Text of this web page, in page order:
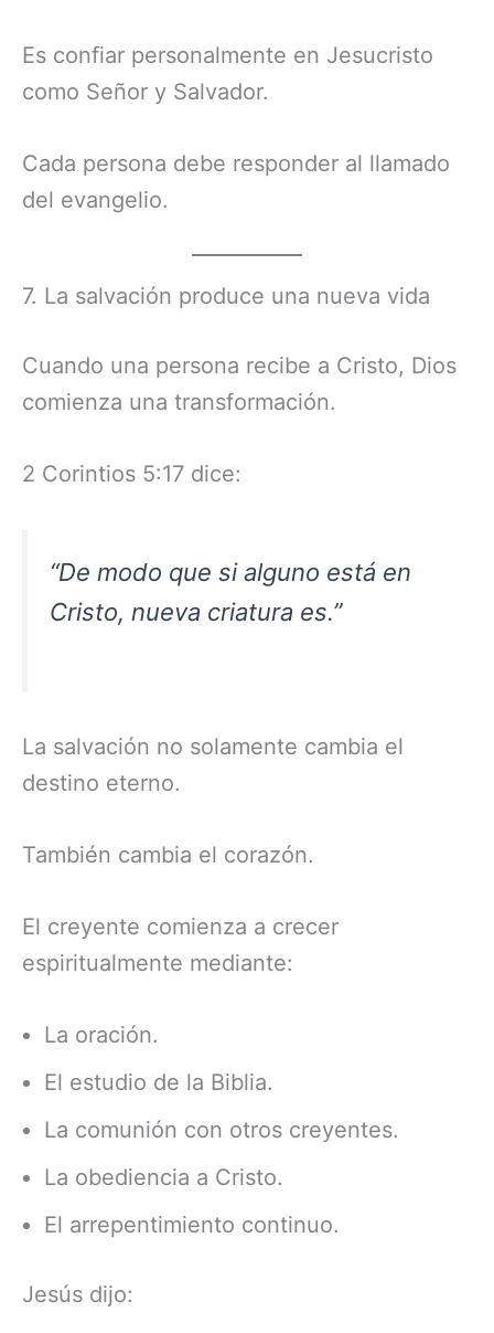
Es confiar personalmente en Jesucristo
como Señor y Salvador.
Cada persona debe responder al llamado
del evangelio.
7. La salvación produce una nueva vida
Cuando una persona recibe a Cristo, Dios
comienza una transformación.
2 Corintios 5:17 dice:
“De modo que si alguno está en
Cristo, nueva criatura es.”
La salvación no solamente cambia el
destino eterno.
También cambia el corazón.
El creyente comienza a crecer
espiritualmente mediante:
La oración.
El estudio de la Biblia.
La comunión con otros creyentes.
La obediencia a Cristo.
El arrepentimiento continuo.
Jesús dijo: